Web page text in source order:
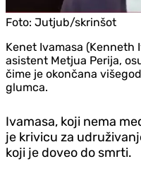
Foto: Jutjub/skrinšot
Kenet Ivamasa (Kenneth
asistent Metjua Perija,
čime je okončana
glumca.
Ivamasa, koji nema
je krivicu za
koji je doveo do smrti.